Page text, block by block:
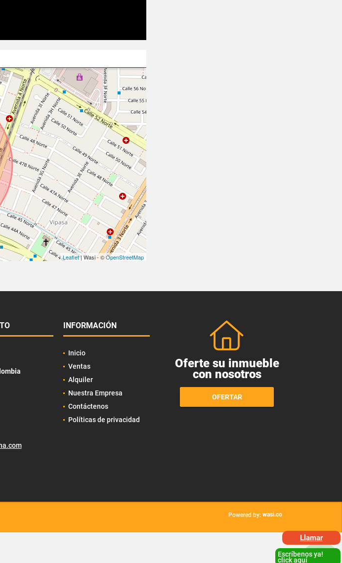
Leaflet| Wasi - ©OpenStreetMap
INFORMACIÓN
Inicio
Ventas
Alquiler
Nuestra Empresa
Contáctenos
Políticas de privacidad
Oferte su inmueble
con nosotros
OFERTAR
Powered by: wasi.co
Escríbenos ya!
click aquí
Llamar